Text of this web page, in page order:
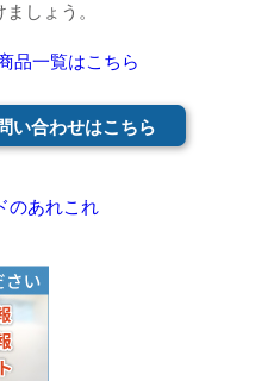
しょう。
品一覧はこちら
い合わせはこちら
のあれこれ